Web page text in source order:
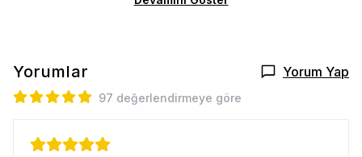
Yorumlar Yorum Yap
97 değerlendirmeye göre